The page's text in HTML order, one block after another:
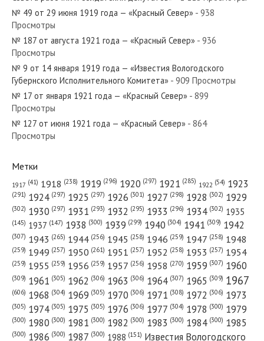
№ 146 от июля 1954 года — «Красный Север»
№ 206 от августа 1963 года — «Красный Север»
№ 249 от декабря 1951 года — «Красный Север»
№ 212 от сентября 1980 года — «Красный Север»
№ 49 от 29 июня 1919 года — «Красный Север» - 938
Просмотры
№ 187 от августа 1921 года — «Красный Север» - 936
Просмотры
№ 9 от 14 января 1919 года — «Известия Вологодского
Губернского Исполнительного Комитета» - 909 Просмотры
№ 17 от января 1921 года — «Красный Север» - 899
Просмотры
№ 127 от июня 1921 года — «Красный Север» - 864
Просмотры
Метки
1917 (41) 1918 (238) 1919 (296) 1920 (297) 1921 (285) 1922 (54) 1923
(291) 1924 (297) 1925 (297) 1926 (301) 1927 (298) 1928 (302) 1929
(302) 1930 (297) 1931 (293) 1932 (295) 1933 (296) 1934 (302) 1935
(145) 1937 (147) 1938 (300) 1939 (299) 1940 (304) 1941 (309) 1942
(307) 1943 (265) 1944 (256) 1945 (258) 1946 (259) 1947 (258) 1948
(259) 1949 (257) 1950 (261) 1951 (257) 1952 (258) 1953 (257) 1954
(259) 1955 (259) 1956 (259) 1957 (256) 1958 (270) 1959 (307) 1960
(309) 1961 (305) 1962 (306) 1963 (306) 1964 (307) 1965 (309) 1967
(606) 1968 (304) 1969 (305) 1970 (306) 1971 (308) 1972 (306) 1973
(305) 1974 (305) 1975 (305) 1976 (306) 1977 (304) 1978 (300) 1979
(300) 1980 (300) 1981 (300) 1982 (300) 1983 (300) 1984 (300) 1985
(300) 1986 (300) 1987 (300) 1988 (151) Известия Вологодского